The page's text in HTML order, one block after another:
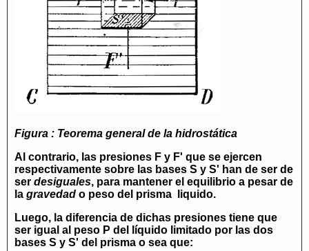
Figura : Teorema general de la hidrostática
Al contrario, las presiones F y F' que se ejercen
respectivamente sobre las bases S y S' han de ser de
ser desiguales, para mantener el equilibrio a pesar de
la gravedad o peso del prisma liquido.
Luego, la diferencia de dichas presiones tiene que
ser igual al peso P del líquido limitado por las dos
bases S y S' del prisma o sea que: